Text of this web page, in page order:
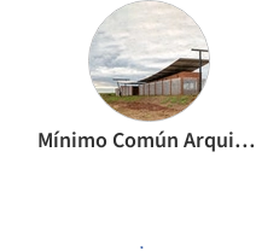
Mínimo Común Arquitectura